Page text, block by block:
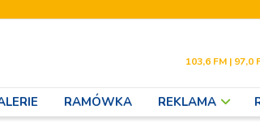
103,6 FM | 97,0
RAMÓWKA REKLAMA